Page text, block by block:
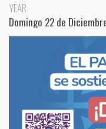
YEAR
Domingo 22 de